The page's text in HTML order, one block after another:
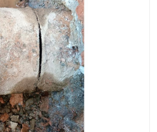
消防管道漏水
排水管道漏水
管道疏通